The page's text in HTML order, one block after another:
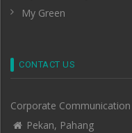
My Green
CONTACT US
Corporate
Pekan, Pahang